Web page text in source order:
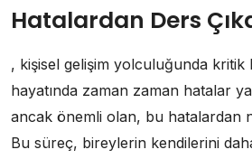
Hatalardan Ders
, kişisel gelişim yolculuğunda kritik
hayatında zaman zaman hatalar
ancak önemli olan, bu hatalardan
Bu süreç, bireylerin kendilerini